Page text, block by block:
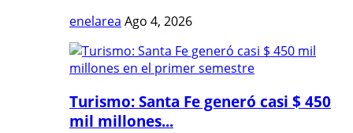
enelarea Ago 4, 2026
Turismo: Santa Fe generó casi $ 450
mil millones...